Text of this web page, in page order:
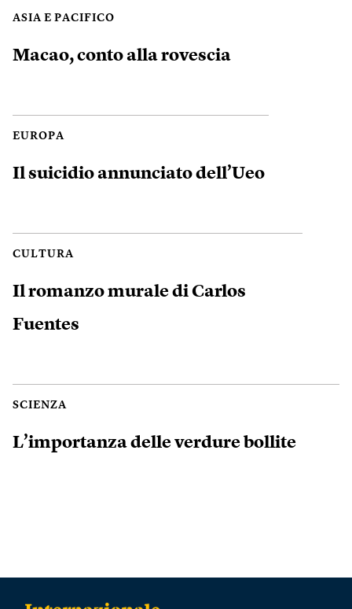
ASIA E PACIFICO
Macao, conto alla rovescia
EUROPA
Il suicidio annunciato dell’Ueo
CULTURA
Il romanzo murale di Carlos
Fuentes
SCIENZA
L’importanza delle verdure bollite